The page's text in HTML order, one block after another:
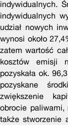
indywidualnych.
indywidualnych
udział nowych
wynosi około
zatem wartość
kosztów emisji
pozyskała ok.
pozyskane
zwiększenie
obrocie
także stworzenie